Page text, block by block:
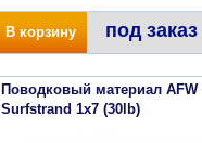
В корзину под заказ
Поводковый материал AFW
Surfstrand 1x7 (30lb)